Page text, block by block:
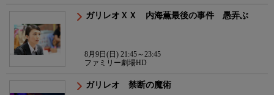
ガリレオＸＸ 内海薫最後の事件 愚弄ぶ
8月9日(日) 21:45～23:45
ファミリー劇場HD
ガリレオ 禁断の魔術